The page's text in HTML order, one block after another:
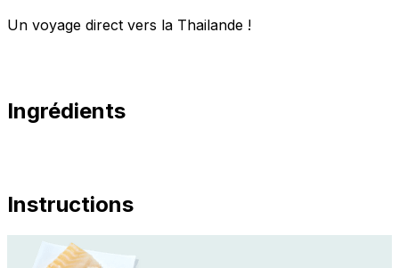
Un voyage direct vers la Thailande !
Ingrédients
Instructions